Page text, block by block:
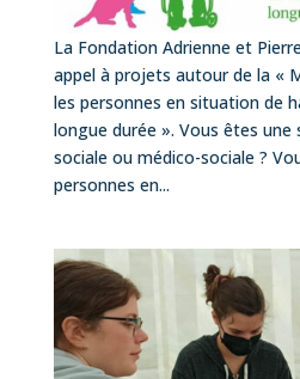
La Fondation Adrienne et
appel à projets autour de la «
les personnes en situation de
longue durée ». Vous êtes
sociale ou médico-sociale ?
personnes en...